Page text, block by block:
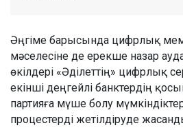
Әңгіме барысында цифрлық
мәселесіне де ерекше назар
өкілдері «Әділеттің» цифрлық
екінші деңгейлі банктердің
партияға мүше болу
процестерді жетілдіруде